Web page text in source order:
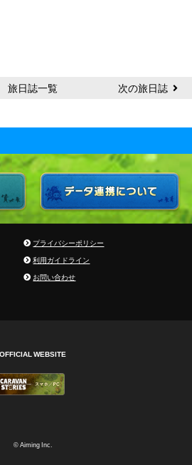
旅日誌一覧 次の旅日誌
プライバシーポリシー
利用ガイドライン
お問い合わせ
OFFICIAL WEBSITE
© Aiming Inc.